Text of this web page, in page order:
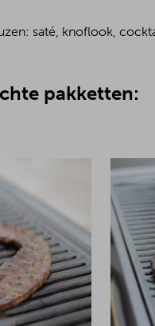
saté, knoflook,
pakketten: